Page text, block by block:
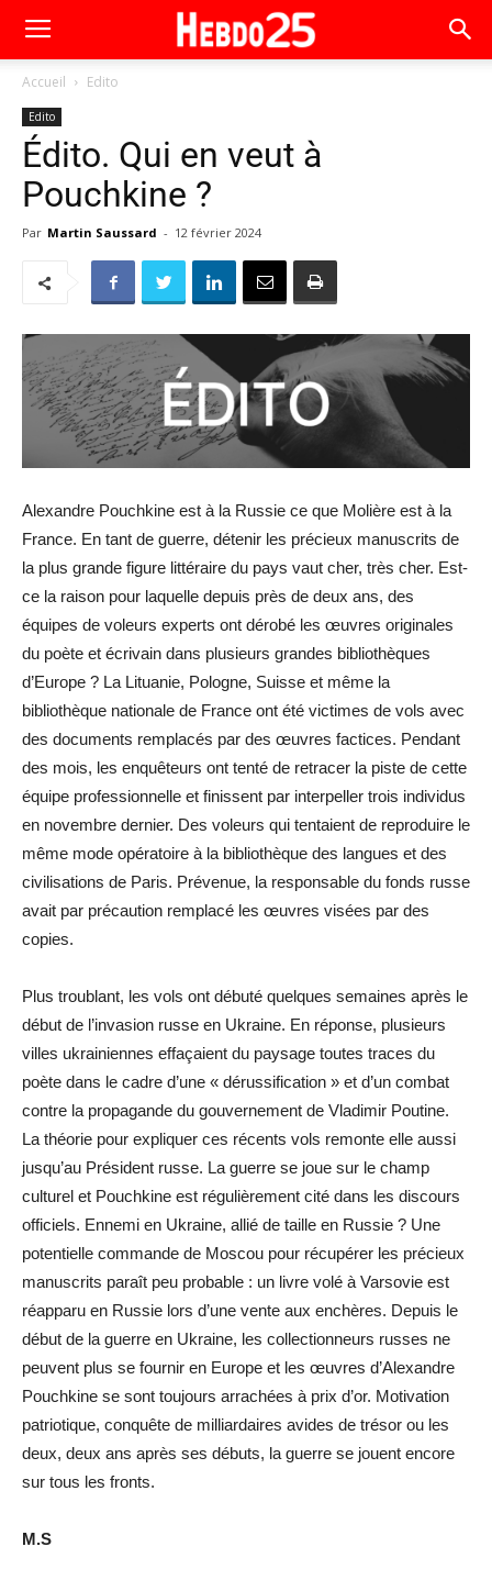
Accueil Edito
Edito
Édito. Qui en veut à
Pouchkine ?
Par Martin Saussard - 12 février 2024
Alexandre Pouchkine est à la Russie ce que Molière est à la
France. En tant de guerre, détenir les précieux manuscrits de
la plus grande figure littéraire du pays vaut cher, très cher. Est-
ce la raison pour laquelle depuis près de deux ans, des
équipes de voleurs experts ont dérobé les œuvres originales
du poète et écrivain dans plusieurs grandes bibliothèques
d’Europe ? La Lituanie, Pologne, Suisse et même la
bibliothèque nationale de France ont été victimes de vols avec
des documents remplacés par des œuvres factices. Pendant
des mois, les enquêteurs ont tenté de retracer la piste de cette
équipe professionnelle et finissent par interpeller trois individus
en novembre dernier. Des voleurs qui tentaient de reproduire le
même mode opératoire à la bibliothèque des langues et des
civilisations de Paris. Prévenue, la responsable du fonds russe
avait par précaution remplacé les œuvres visées par des
copies.
Plus troublant, les vols ont débuté quelques semaines après le
début de l’invasion russe en Ukraine. En réponse, plusieurs
villes ukrainiennes effaçaient du paysage toutes traces du
poète dans le cadre d’une « dérussification » et d’un combat
contre la propagande du gouvernement de Vladimir Poutine.
La théorie pour expliquer ces récents vols remonte elle aussi
jusqu’au Président russe. La guerre se joue sur le champ
culturel et Pouchkine est régulièrement cité dans les discours
officiels. Ennemi en Ukraine, allié de taille en Russie ? Une
potentielle commande de Moscou pour récupérer les précieux
manuscrits paraît peu probable : un livre volé à Varsovie est
réapparu en Russie lors d’une vente aux enchères. Depuis le
début de la guerre en Ukraine, les collectionneurs russes ne
peuvent plus se fournir en Europe et les œuvres d’Alexandre
Pouchkine se sont toujours arrachées à prix d’or. Motivation
patriotique, conquête de milliardaires avides de trésor ou les
deux, deux ans après ses débuts, la guerre se jouent encore
sur tous les fronts.
M.S